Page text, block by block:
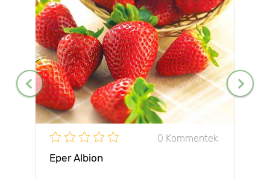
0 Kommentek
Eper Albion